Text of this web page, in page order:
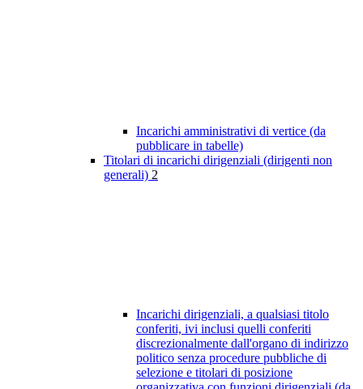
Incarichi amministrativi di vertice (da
pubblicare in tabelle)
Titolari di incarichi dirigenziali (dirigenti non
generali) 2
Incarichi dirigenziali, a qualsiasi titolo
conferiti, ivi inclusi quelli conferiti
discrezionalmente dall'organo di indirizzo
politico senza procedure pubbliche di
selezione e titolari di posizione